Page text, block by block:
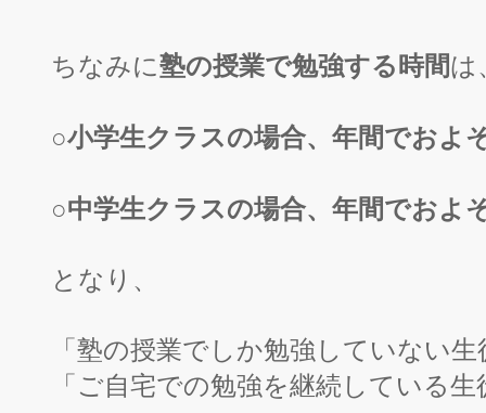
ちなみに塾の授業で勉強する時間は
○小学生クラスの場合、年間でおよ
○中学生クラスの場合、年間でおよ
となり、
「塾の授業でしか勉強していない
「ご自宅での勉強を継続している